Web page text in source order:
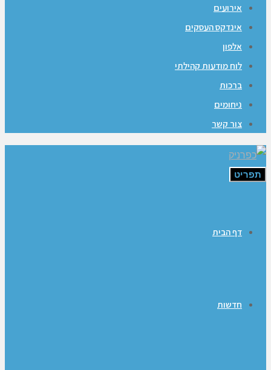
אירועים
אינדקס העסקים
אלפון
לוח מודעות קהילתי
ברכות
ניחומים
צור קשר
תפריט
דף הבית
חדשות